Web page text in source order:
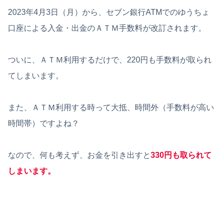
2023年4月3日（月）から、セブン銀行ATMでのゆうちょ
口座による入金・出金のＡＴＭ手数料が改訂されます。
ついに、ＡＴＭ利用するだけで、220円も手数料が取られ
てしまいます。
また、ＡＴＭ利用する時って大抵、時間外（手数料が高い
時間帯）ですよね？
なので、何も考えず、お金を引き出すと330円も取られて
しまいます。